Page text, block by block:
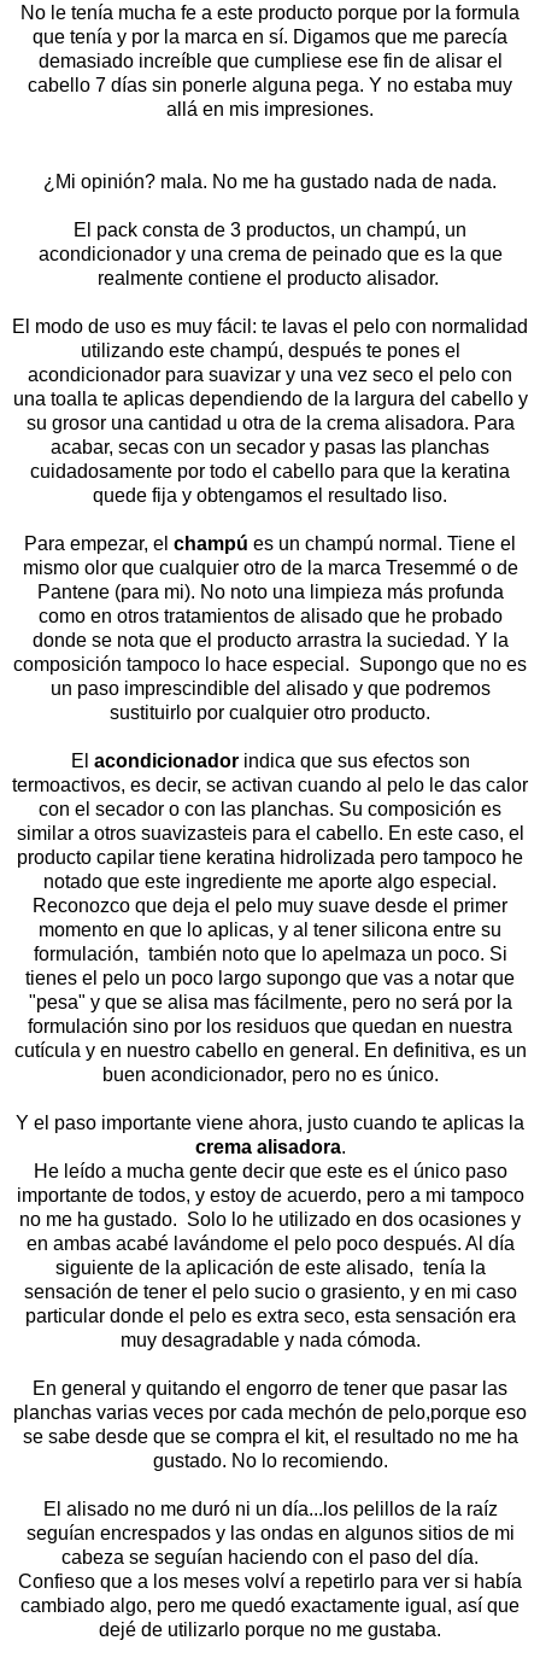
No le tenía mucha fe a este producto porque por la formula
que tenía y por la marca en sí. Digamos que me parecía
demasiado increíble que cumpliese ese fin de alisar el
cabello 7 días sin ponerle alguna pega. Y no estaba muy
allá en mis impresiones.
¿Mi opinión? mala. No me ha gustado nada de nada.
El pack consta de 3 productos, un champú, un
acondicionador y una crema de peinado que es la que
realmente contiene el producto alisador.
El modo de uso es muy fácil: te lavas el pelo con normalidad
utilizando este champú, después te pones el
acondicionador para suavizar y una vez seco el pelo con
una toalla te aplicas dependiendo de la largura del cabello y
su grosor una cantidad u otra de la crema alisadora. Para
acabar, secas con un secador y pasas las planchas
cuidadosamente por todo el cabello para que la keratina
quede fija y obtengamos el resultado liso.
Para empezar, el champú es un champú normal. Tiene el
mismo olor que cualquier otro de la marca Tresemmé o de
Pantene (para mi). No noto una limpieza más profunda
como en otros tratamientos de alisado que he probado
donde se nota que el producto arrastra la suciedad. Y la
composición tampoco lo hace especial. Supongo que no es
un paso imprescindible del alisado y que podremos
sustituirlo por cualquier otro producto.
El acondicionadorindica que sus efectos son
termoactivos, es decir, se activan cuando al pelo le das calor
con el secador o con las planchas. Su composición es
similar a otros suavizasteis para el cabello. En este caso, el
producto capilar tiene keratina hidrolizada pero tampoco he
notado que este ingrediente me aporte algo especial.
Reconozco que deja el pelo muy suave desde el primer
momento en que lo aplicas, y al tener silicona entre su
formulación, también noto que lo apelmaza un poco. Si
tienes el pelo un poco largo supongo que vas a notar que
"pesa" y que se alisa mas fácilmente, pero no será por la
formulación sino por los residuos que quedan en nuestra
cutícula y en nuestro cabello en general. En definitiva, es un
buen acondicionador, pero no es único.
Y el paso importante viene ahora, justo cuando te aplicas la
crema alisadora.
He leído a mucha gente decir que este es el único paso
importante de todos, y estoy de acuerdo, pero a mi tampoco
no me ha gustado. Solo lo he utilizado en dos ocasiones y
en ambas acabé lavándome el pelo poco después. Al día
siguiente de la aplicación de este alisado, tenía la
sensación de tener el pelo sucio o grasiento, y en mi caso
particular donde el pelo es extra seco, esta sensación era
muy desagradable y nada cómoda.
En general y quitando el engorro de tener que pasar las
planchas varias veces por cada mechón de pelo,porque eso
se sabe desde que se compra el kit, el resultado no me ha
gustado. No lo recomiendo.
El alisado no me duró ni un día...los pelillos de la raíz
seguían encrespados y las ondas en algunos sitios de mi
cabeza se seguían haciendo con el paso del día.
Confieso que a los meses volví a repetirlo para ver si había
cambiado algo, pero me quedó exactamente igual, así que
dejé de utilizarlo porque no me gustaba.